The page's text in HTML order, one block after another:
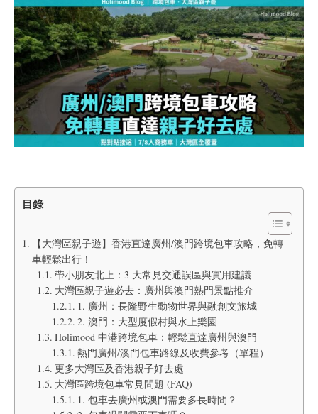
目錄
【大灣區親子遊】香港直達廣州/澳門跨境包車攻略，免轉
車輕鬆出行！
帶小朋友北上：3 大常見交通誤區與實用建議
大灣區親子遊必去：廣州與澳門熱門景點推介
1. 廣州：長隆野生動物世界與融創文旅城
2. 澳門：大型度假村與水上樂園
Holimood 中港跨境包車：輕鬆直達廣州與澳門
熱門廣州/澳門包車路線及收費參考（單程）
更多大灣區及香港親子好去處
大灣區跨境包車常見問題 (FAQ)
1. 包車去廣州或澳門需要多長時間？